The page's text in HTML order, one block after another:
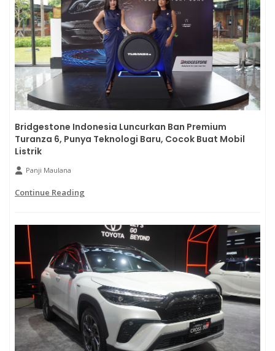
Bridgestone Indonesia Luncurkan Ban Premium
Turanza 6, Punya Teknologi Baru, Cocok Buat Mobil
Listrik
Panji Maulana
Continue Reading